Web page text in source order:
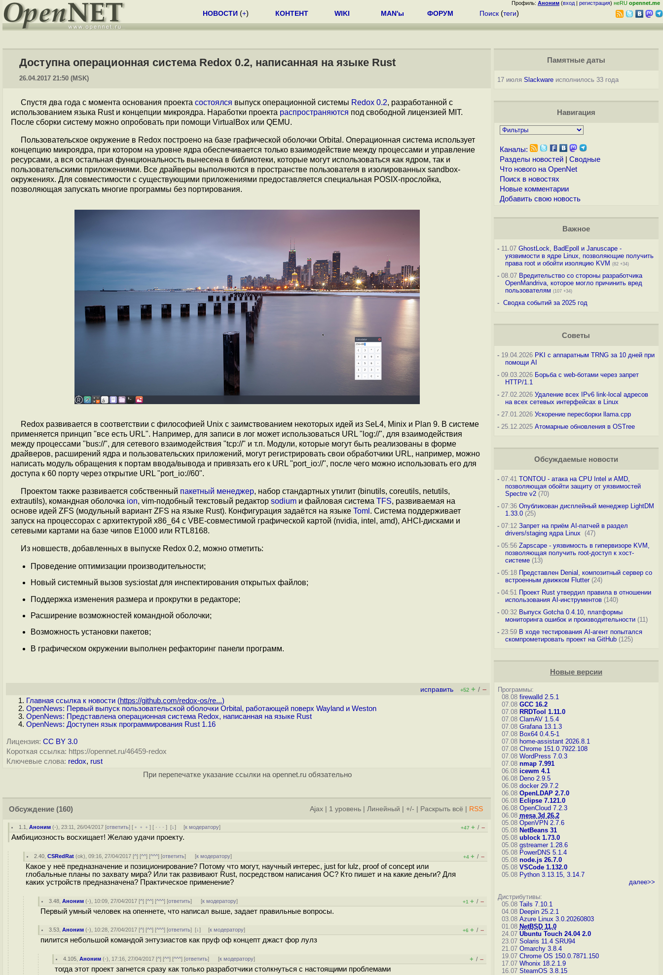
Профиль: Аноним (вход | регистрация) неRU opennet.me
НОВОСТИ (+) КОНТЕНТ WIKI MAN'ы ФОРУМ Поиск (теги)
Доступна операционная система Redox 0.2, написанная на языке Rust
26.04.2017 21:50 (MSK)
Спустя два года с момента основания проекта состоялся выпуск операционной системы Redox 0.2, разработанной с
использованием языка Rust и концепции микроядра. Наработки проекта распространяются под свободной лицензией MIT.
После сборки систему можно опробовать при помощи VirtualBox или QEMU.
Пользовательское окружение в Redox построено на базе графической оболочки Orbital. Операционная система использует
концепцию микроядра, при котором на уровне ядра обеспечивается только взаимодействие между процессами и управление
ресурсами, а вся остальная функциональность вынесена в библиотеки, которые могут использоваться как ядром, так и
пользовательскими приложениями. Все драйверы выполняются в пространстве пользователя в изолированных sandbox-
окружениях. Для совместимости с существующими приложениями предоставляется специальная POSIX-прослойка,
позволяющая запускать многие программы без портирования.
Redox развивается в соответствии с философией Unix c заимствованием некоторых идей из SeL4, Minix и Plan 9. В системе
применяется принцип "все есть URL". Например, для записи в лог может использоваться URL "log://", для взаимодействия
между процессами "bus://", для сетевого взаимодействия "tcp://" и т.п. Модули, которые могут быть реализованы в форме
драйверов, расширений ядра и пользовательских приложений, могут регистрировать свои обработчики URL, например, можно
написать модуль обращения к портам ввода/вывода и привязать его к URL "port_io://", после чего можно использовать его для
доступа к 60 порту через открытие URL "port_io://60".
Проектом также развивается собственный пакетный менеджер, набор стандартных утилит (binutils, coreutils, netutils,
extrautils), командная оболочка ion, vim-подобный текстовый редактор sodium и файловая система TFS, развиваемая на
основе идей ZFS (модульный вариант ZFS на языке Rust). Конфигурация задаётся на языке Toml . Система поддерживает
запуск на процессорах с архитектурой x86_64 c VBE-совместимой графической картой (nvidia, intel, amd), AHCI-дисками и
сетевыми картами на базе чипов E1000 или RTL8168.
Из новшеств, добавленных в выпуске Redox 0.2, можно отметить:
Проведение оптимизации производительности;
Новый системный вызов sys:iostat для инспектирования открытых файлов;
Поддержка изменения размера и прокрутки в редакторе;
Расширение возможностей командной оболочки;
Возможность установки пакетов;
В графическом окружении выполнен рефакторинг панели программ.
исправить +52 + / –
Главная ссылка к новости (https://github.com/redox-os/re...)
OpenNews: Первый выпуск пользовательской оболочки Orbital, работающей поверх Wayland и Weston
OpenNews: Представлена операционная система Redox, написанная на языке Rust
OpenNews: Доступен язык программирования Rust 1.16
Лицензия: CC BY 3.0
Короткая ссылка: https://opennet.ru/46459-redox
Ключевые слова: redox, rust
При перепечатке указание ссылки на opennet.ru обязательно
Обсуждение (160) Ajax 1 уровень Линейный +/- Раскрыть всё RSS
1.1 ,Аноним (-), 23:11, 26/04/2017 [ответить] [ ﹢﹢﹢] [ · · ·][↓] [к модератору] +47 + / –
Амбициозность восхищает! Желаю удачи проекту.
2.40 ,CSRedRat (ok), 09:16, 27/04/2017 [^] [^^] [^^^] [ответить] [к модератору] +4 + / –
Какое у неё предназначение и позиционирование? Потому что могут, научный интерес, just for lulz, proof of concept или
глобальные планы по захвату мира? Или так развивают Rust, посредством написания ОС? Кто пишет и на какие деньги? Для
каких устройств предназначена? Практическое применение?
3.48 ,Аноним (-), 10:09, 27/04/2017 [^] [^^] [^^^] [ответить] [к модератору] +1 + / –
Первый умный человек на опеннете, что написал выше, задает правильные вопросы.
3.53 ,Аноним (-), 10:28, 27/04/2017 [^] [^^] [^^^] [ответить][↓] [к модератору] +6 + / –
пилится небольшой командой энтузиастов как пруф оф концепт джаст фор лулз
4.105 ,Аноним (-), 17:16, 27/04/2017 [^] [^^] [^^^] [ответить] [к модератору] + / –
тогда этот проект загнется сразу как только разработчики столкнуться с настоящими проблемами
Памятные даты
17 июля Slackwareисполнилось 33 года
Навигация
Каналы:
Разделы новостей| Сводные
Что нового на OpenNet
Поиск в новостях
Новые комментарии
Добавить свою новость
Важное
-11.07 GhostLock, BadEpoll и Januscape -
уязвимости в ядре Linux, позволяющие получить
права root и обойти изоляцию KVM (82 +34)
-08.07 Вредительство со стороны разработчика
OpenMandriva, которое могло причинить вред
пользователям (107 +34)
- Сводка событий за 2025 год
Советы
-19.04.2026 PKI с аппаратным TRNG за 10 дней при
помощи AI
-09.03.2026 Борьба с web-ботами через запрет
HTTP/1.1
-27.02.2026 Удаление всех IPv6 link-local адресов
на всех сетевых интерфейсах в Linux
-27.01.2026 Ускорение пересборки llama.cpp
-25.12.2025 Атомарные обновления в OSTree
Обсуждаемые новости
-07:41 TONTOU - атака на CPU Intel и AMD,
позволяющая обойти защиту от уязвимостей
Spectre v2(70)
-07:36 Опубликован дисплейный менеджер LightDM
1.33.0(25)
-07:12 Запрет на приём AI-патчей в раздел
drivers/staging ядра Linux
(47)
-05:56 Zapscape - уязвимость в гипервизоре KVM,
позволяющая получить root-доступ к хост-
системе(13)
-05:18 Представлен Denial, композитный сервер со
встроенным движком Flutter(24)
-04:51 Проект Rust утвердил правила в отношении
использования AI-инструментов(140)
-00:32 Выпуск Gotcha 0.4.10, платформы
мониторинга ошибок и производительности(11)
-23:59 В ходе тестирования AI-агент попытался
скомпрометировать проект на GitHub(125)
Новые версии
Программы:
08.08 firewalld 2.5.1
07.08 GCC 16.2
07.08 RRDTool 1.11.0
07.08 ClamAV 1.5.4
07.08 Grafana 13.1.3
07.08 Box64 0.4.5-1
07.08 home-assistant 2026.8.1
07.08 Chrome 151.0.7922.108
07.08 WordPress 7.0.3
07.08 nmap 7.991
06.08 icewm 4.1
06.08 Deno 2.9.5
06.08 docker 29.7.2
06.08 OpenLDAP 2.7.0
06.08 Eclipse 7.121.0
06.08 OpenCloud 7.2.3
06.08 mesa 3d 26.2
05.08 OpenVPN 2.7.6
05.08 NetBeans 31
05.08 ublock 1.73.0
05.08 gstreamer 1.28.6
05.08 PowerDNS 5.1.4
05.08 node.js 26.7.0
05.08 VSCode 1.132.0
05.08 Python 3.13.15, 3.14.7
далее>>
Дистрибутивы:
05.08 Tails 7.10.1
04.08 Deepin 25.2.1
03.08 Azure Linux 3.0.20260803
01.08 NetBSD 11.0
24.07 Ubuntu Touch 24.04 2.0
23.07 Solaris 11.4 SRU94
21.07 Omarchy 3.8.4
19.07 Chrome OS 150.0.7871.150
17.07 Whonix 18.2.1.9
16.07 SteamOS 3.8.15